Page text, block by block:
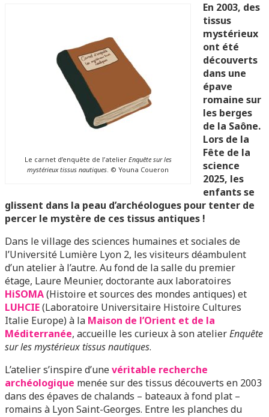
Le carnet d’enquête de l’atelier Enquête sur les
mystérieux tissus nautiques. © Youna Coueron
En 2003, des
tissus
mystérieux
ont été
découverts
dans une
épave
romaine sur
les berges
de la Saône.
Lors de la
Fête de la
science
2025, les
enfants se
glissent dans la peau d’archéologues pour tenter de
percer le mystère de ces tissus antiques !
Dans le village des sciences humaines et sociales de
l’Université Lumière Lyon 2, les visiteurs déambulent
d’un atelier à l’autre. Au fond de la salle du premier
étage, Laure Meunier, doctorante aux laboratoires
HiSOMA(Histoire et sources des mondes antiques) et
LUHCIE(Laboratoire Universitaire Histoire Cultures
Italie Europe) à la Maison de l’Orient et de la
Méditerranée, accueille les curieux à son atelierEnquête
sur les mystérieux tissus nautiques.
L’atelier s’inspire d’unevéritable recherche
archéologique menée sur des tissus découverts en 2003
dans des épaves de chalands – bateaux à fond plat –
romains à Lyon Saint-Georges. Entre les planches du